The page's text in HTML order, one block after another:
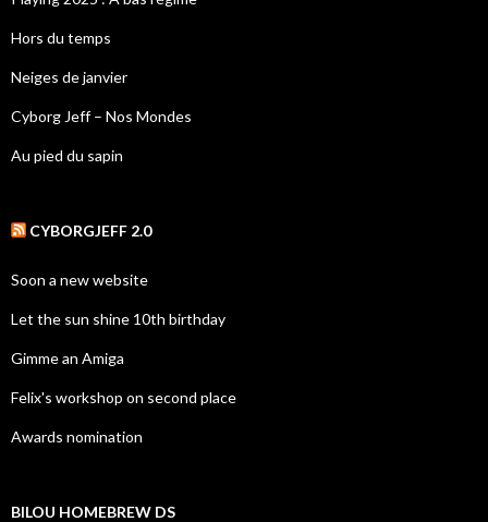
Hors du temps
Neiges de janvier
Cyborg Jeff – Nos Mondes
Au pied du sapin
CYBORGJEFF 2.0
Soon a new website
Let the sun shine 10th birthday
Gimme an Amiga
Felix's workshop on second place
Awards nomination
BILOU HOMEBREW DS